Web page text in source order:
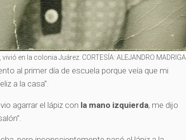
en la colonia Juárez. CORTESÍA: ALEJANDRO MADRIGAL
al primer día de escuela porque veía que mi
a la casa”.
agarrar el lápiz con la mano izquierda, me dijo